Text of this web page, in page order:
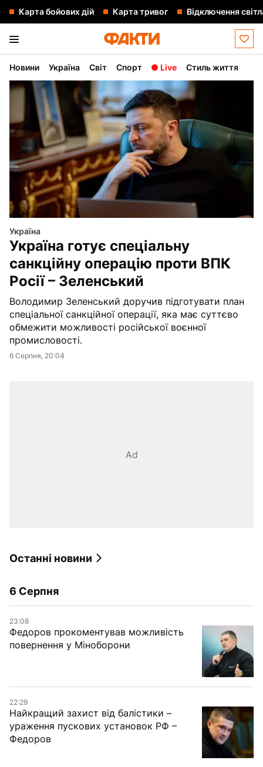
Карта бойових дій Карта тривог Відключення
Новини Україна Світ Спорт Live Стиль життя
Україна
Україна готує спеціальну
санкційну операцію проти ВПК
Росії – Зеленський
Володимир Зеленський доручив підготувати план
спеціальної санкційної операції, яка має суттєво
обмежити можливості російської воєнної
промисловості.
6 Серпня, 20:04
Ad
Останні новини
6 Серпня
23:08
Федоров прокоментував можливість
повернення у Міноборони
22:29
Найкращий захист від балістики –
ураження пускових установок РФ –
Федоров